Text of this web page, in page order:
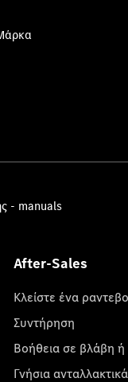
- manuals
After-Sales
Κλείστε ένα
Συντήρηση
Βοήθεια σε βλάβη ή
Γνήσια ανταλλακτικά